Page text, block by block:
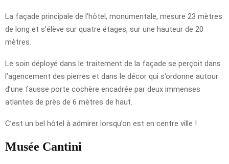
La façade principale de l’hôtel, monumentale, mesure 23 mètres
de long et s’élève sur quatre étages, sur une hauteur de 20
mètres.
Le soin déployé dans le traitement de la façade se perçoit dans
l’agencement des pierres et dans le décor qui s’ordonne autour
d’une fausse porte cochère encadrée par deux immenses
atlantes de près de 6 mètres de haut.
C’est un bel hôtel à admirer lorsqu’on est en centre ville !
Musée Cantini